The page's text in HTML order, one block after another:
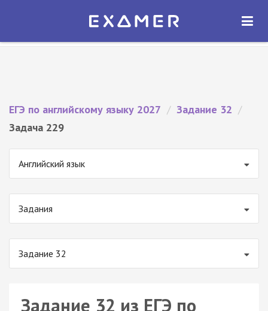
Экзамер — ЕГЭ 2027
ОТКРЫТЬ
ЕГЭ по английскому языку 2027 / Задание 32 /
Задача 229
Английский язык
Задания
Задание 32
Задание 32 из ЕГЭ по